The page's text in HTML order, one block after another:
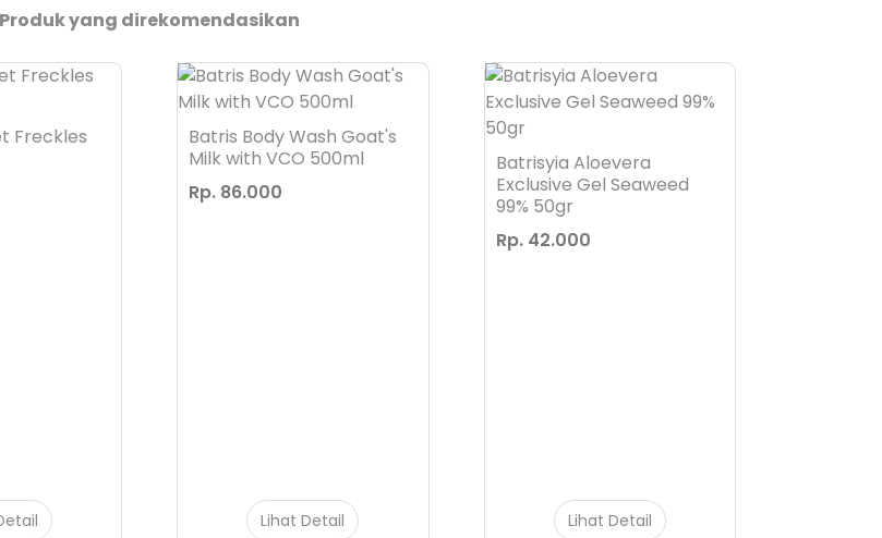
Produk yang direkomendasikan
Freckles
Batris Body Wash Goat's
Milk with VCO 500ml
Rp. 86.000
Lihat Detail
Batrisyia Aloevera
Exclusive Gel Seaweed
99% 50gr
Rp. 42.000
Lihat Detail